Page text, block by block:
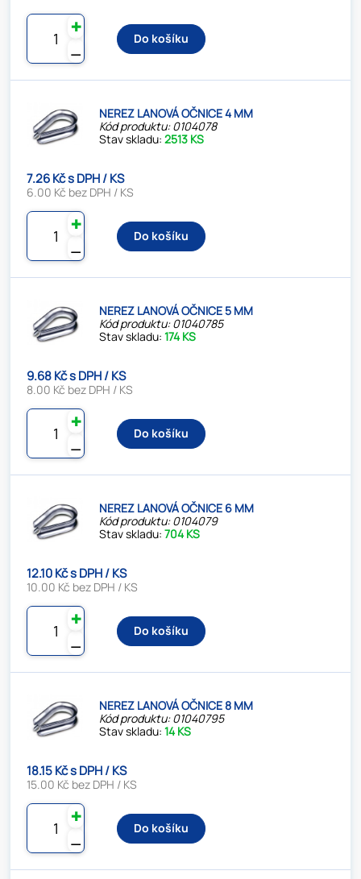
⚊
✚
Do košíku
NEREZ LANOVÁ OČNICE 4 MM
Kód produktu: 0104078
Stav skladu:2513 KS
7.26 Kč s DPH / KS
6.00 Kč bez DPH / KS
⚊
✚
Do košíku
NEREZ LANOVÁ OČNICE 5 MM
Kód produktu: 01040785
Stav skladu:174 KS
9.68 Kč s DPH / KS
8.00 Kč bez DPH / KS
⚊
✚
Do košíku
NEREZ LANOVÁ OČNICE 6 MM
Kód produktu: 0104079
Stav skladu:704 KS
12.10 Kč s DPH / KS
10.00 Kč bez DPH / KS
⚊
✚
Do košíku
NEREZ LANOVÁ OČNICE 8 MM
Kód produktu: 01040795
Stav skladu:14 KS
18.15 Kč s DPH / KS
15.00 Kč bez DPH / KS
⚊
✚
Do košíku